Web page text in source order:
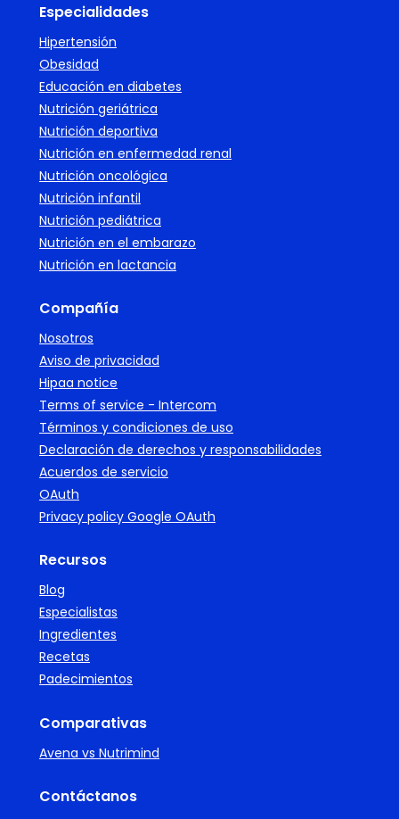
Especialidades
Hipertensión
Obesidad
Educación en diabetes
Nutrición geriátrica
Nutrición deportiva
Nutrición en enfermedad renal
Nutrición oncológica
Nutrición infantil
Nutrición pediátrica
Nutrición en el embarazo
Nutrición en lactancia
Compañía
Nosotros
Aviso de privacidad
Hipaa notice
Terms of service - Intercom
Términos y condiciones de uso
Declaración de derechos y responsabilidades
Acuerdos de servicio
OAuth
Privacy policy Google OAuth
Recursos
Blog
Especialistas
Ingredientes
Recetas
Padecimientos
Comparativas
Avena vs Nutrimind
Contáctanos